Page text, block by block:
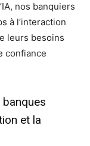
nos banquiers
à l’interaction
leurs besoins
confiance
banques
et la